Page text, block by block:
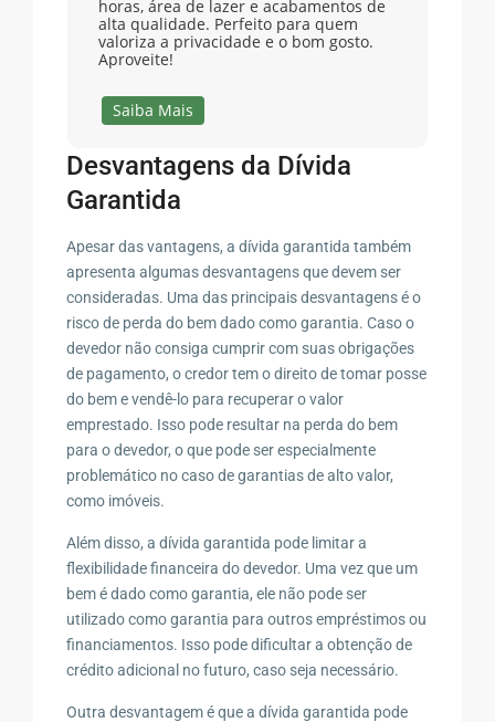
horas, área de lazer e acabamentos de
alta qualidade. Perfeito para quem
valoriza a privacidade e o bom gosto.
Aproveite!
Saiba Mais
Desvantagens da Dívida
Garantida
Apesar das vantagens, a dívida garantida também
apresenta algumas desvantagens que devem ser
consideradas. Uma das principais desvantagens é o
risco de perda do bem dado como garantia. Caso o
devedor não consiga cumprir com suas obrigações
de pagamento, o credor tem o direito de tomar posse
do bem e vendê-lo para recuperar o valor
emprestado. Isso pode resultar na perda do bem
para o devedor, o que pode ser especialmente
problemático no caso de garantias de alto valor,
como imóveis.
Além disso, a dívida garantida pode limitar a
flexibilidade financeira do devedor. Uma vez que um
bem é dado como garantia, ele não pode ser
utilizado como garantia para outros empréstimos ou
financiamentos. Isso pode dificultar a obtenção de
crédito adicional no futuro, caso seja necessário.
Outra desvantagem é que a dívida garantida pode